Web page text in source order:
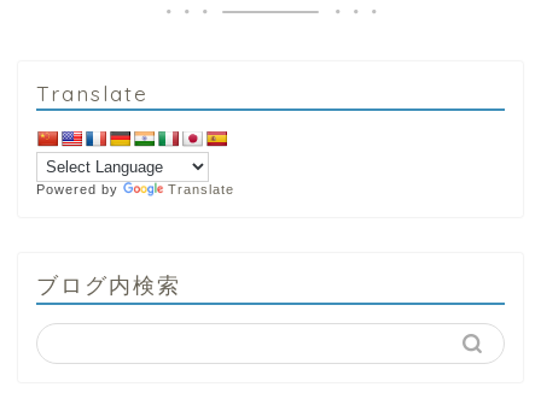
Translate
Powered by Translate
ブログ内検索